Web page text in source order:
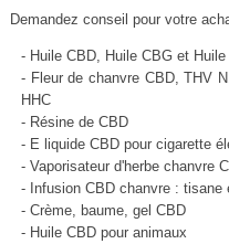
Demandez conseil pour votre
- Huile CBD, Huile CBG et Huile
- Fleur de chanvre CBD, THV
HHC
- Résine de CBD
- E liquide CBD pour cigarette
- Vaporisateur d'herbe chanvre
- Infusion CBD chanvre : tisane
- Crème, baume, gel CBD
- Huile CBD pour animaux